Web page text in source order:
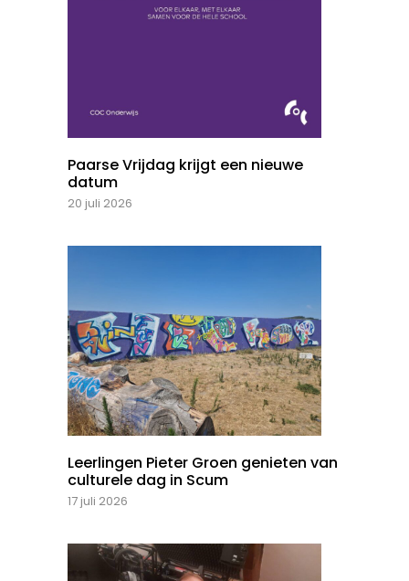
Paarse Vrijdag krijgt een nieuwe
datum
20 juli 2026
Leerlingen Pieter Groen genieten van
culturele dag in Scum
17 juli 2026